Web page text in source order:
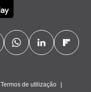
Termos de utilização